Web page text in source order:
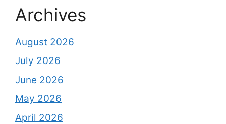
Archives
August 2026
July 2026
June 2026
May 2026
April 2026